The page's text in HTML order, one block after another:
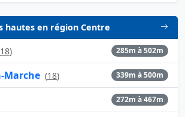
hautes en région Centre
18) 285m à 502m
Marche (18) 339m à 500m
272m à 467m